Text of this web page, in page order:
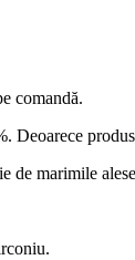
comandă.
Deoarece
de marimile